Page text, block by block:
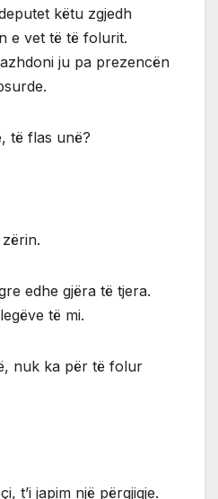
këtu zgjedh
e vet të të folurit.
ju pa prezencën
të flas unë?
edhe gjëra të tjera.
të mi.
nuk ka për të folur
t’i japim një përgjigje.